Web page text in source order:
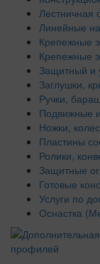
Лестничная
Линейные
Крепежные
Крепежные
Защитный и
Заглушки,
Ручки,
Подвижные
Ножки,
Пластины
Ролики,
Защитные
Готовые
Услуги по
Оснастка